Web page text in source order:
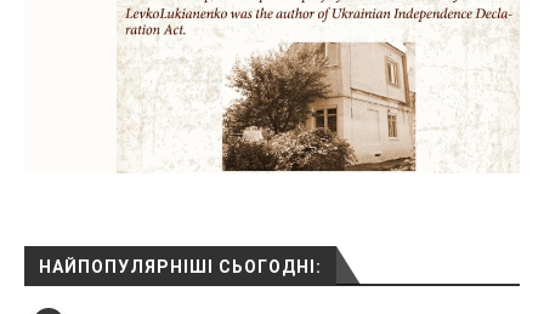
НАЙПОПУЛЯРНІШІ СЬОГОДНІ: